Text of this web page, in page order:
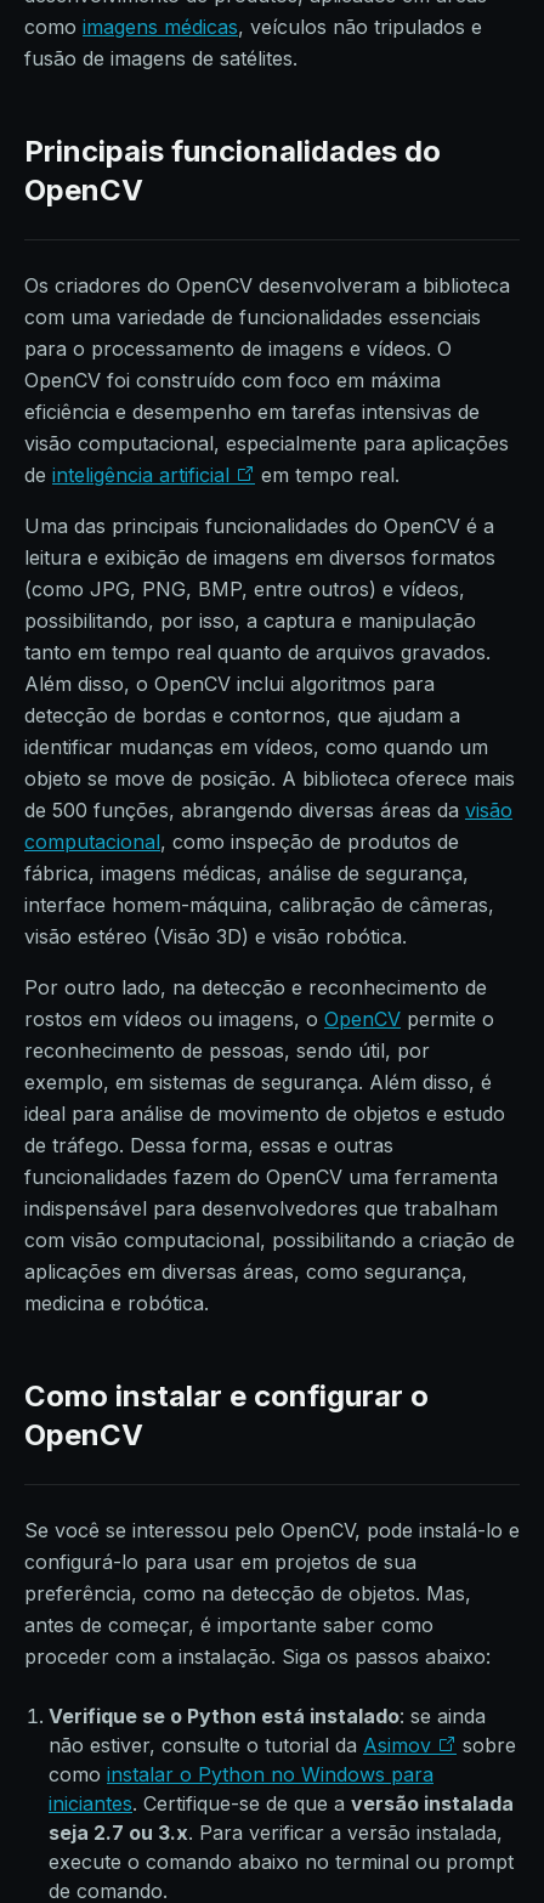
como imagens médicas, veículos não tripulados e
fusão de imagens de satélites.
Principais funcionalidades do
OpenCV
Os criadores do OpenCV desenvolveram a biblioteca
com uma variedade de funcionalidades essenciais
para o processamento de imagens e vídeos. O
OpenCV foi construído com foco em máxima
eficiência e desempenho em tarefas intensivas de
visão computacional, especialmente para aplicações
de inteligência artificial em tempo real.
Uma das principais funcionalidades do OpenCV é a
leitura e exibição de imagens em diversos formatos
(como JPG, PNG, BMP, entre outros) e vídeos,
possibilitando, por isso, a captura e manipulação
tanto em tempo real quanto de arquivos gravados.
Além disso, o OpenCV inclui algoritmos para
detecção de bordas e contornos, que ajudam a
identificar mudanças em vídeos, como quando um
objeto se move de posição. A biblioteca oferece mais
de 500 funções, abrangendo diversas áreas da visão
computacional, como inspeção de produtos de
fábrica, imagens médicas, análise de segurança,
interface homem-máquina, calibração de câmeras,
visão estéreo (Visão 3D) e visão robótica.
Por outro lado, na detecção e reconhecimento de
rostos em vídeos ou imagens, o OpenCV permite o
reconhecimento de pessoas, sendo útil, por
exemplo, em sistemas de segurança. Além disso, é
ideal para análise de movimento de objetos e estudo
de tráfego. Dessa forma, essas e outras
funcionalidades fazem do OpenCV uma ferramenta
indispensável para desenvolvedores que trabalham
com visão computacional, possibilitando a criação de
aplicações em diversas áreas, como segurança,
medicina e robótica.
Como instalar e configurar o
OpenCV
Se você se interessou pelo OpenCV, pode instalá-lo e
configurá-lo para usar em projetos de sua
preferência, como na detecção de objetos. Mas,
antes de começar, é importante saber como
proceder com a instalação. Siga os passos abaixo:
Verifique se o Python está instalado: se ainda
não estiver, consulte o tutorial da Asimov
sobre
como instalar o Python no Windows para
iniciantes. Certifique-se de que a versão instalada
seja 2.7 ou 3.x. Para verificar a versão instalada,
execute o comando abaixo no terminal ou prompt
de comando.